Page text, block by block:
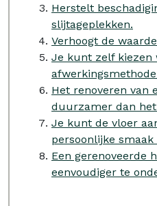
Herstelt
slijtageplekken.
Verhoogt de
Je kunt zelf kiezen
Het renoveren van
duurzamer dan het
Je kunt de vloer
persoonlijke
Een gerenoveerde
eenvoudiger te